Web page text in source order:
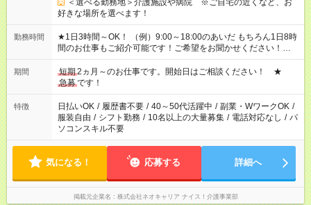
＜選べる勤務地＞介護施設や病院 ※ご自宅の近くなど、お
好きな場所を選べます！
勤務時間
★1日3時間～OK！ （例）9:00～18:00のあいだ もちろん1日8時
間のお仕事もご紹介可能です！ご希望をお聞かせください！★家
庭の都合でお休みが必要な場合も遠慮なくご相談ください。 ※
週最低15時間以上の勤務が必要です
期間 短期2ヵ月～のお仕事です。開始日はご相談ください！ ★
急募です！
特徴 日払いOK / 履歴書不要 / 40～50代活躍中 / 副業・WワークOK /
服装自由 / シフト勤務 / 10名以上の大量募集 / 電話対応なし / パ
ソコンスキル不要
気になる！ 応募する 詳細へ
掲載元企業名 株式会社ネオキャリア ナイス！介護事業部